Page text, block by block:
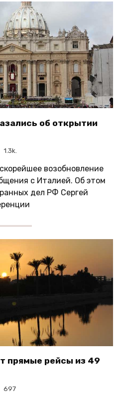
об открытии
1.3k.
возобновление
с Италией. Об этом
дел РФ Сергей
прямые рейсы из 49
697